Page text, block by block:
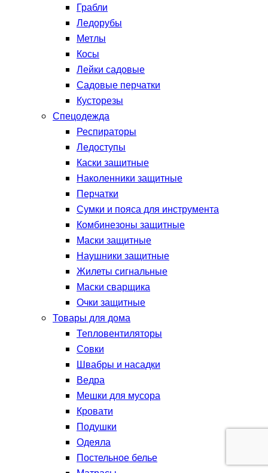
Грабли
Ледорубы
Метлы
Косы
Лейки садовые
Садовые перчатки
Кусторезы
Спецодежда
Респираторы
Ледоступы
Каски защитные
Наколенники защитные
Перчатки
Сумки и пояса для инструмента
Комбинезоны защитные
Маски защитные
Наушники защитные
Жилеты сигнальные
Маски сварщика
Очки защитные
Товары для дома
Тепловентиляторы
Совки
Швабры и насадки
Ведра
Мешки для мусора
Кровати
Подушки
Одеяла
Постельное белье